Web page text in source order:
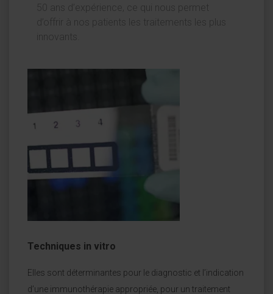
50 ans d’expérience, ce qui nous permet
d’offrir à nos patients les traitements les plus
innovants.
Techniques in vitro
Elles sont déterminantes pour le diagnostic et l’indication
d’une immunothérapie appropriée, pour un traitement